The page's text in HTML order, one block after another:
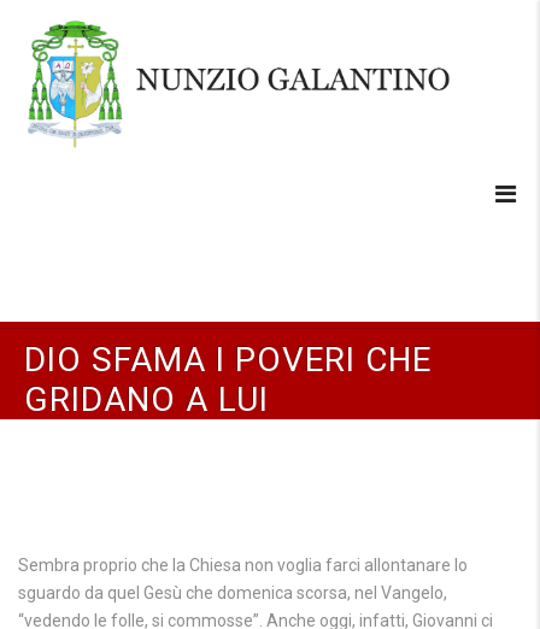
DIO SFAMA I POVERI CHE
GRIDANO A LUI
Sembra proprio che la Chiesa non voglia farci allontanare lo
sguardo da quel Gesù che domenica scorsa, nel Vangelo,
“vedendo le folle, si commosse”. Anche oggi, infatti, Giovanni ci